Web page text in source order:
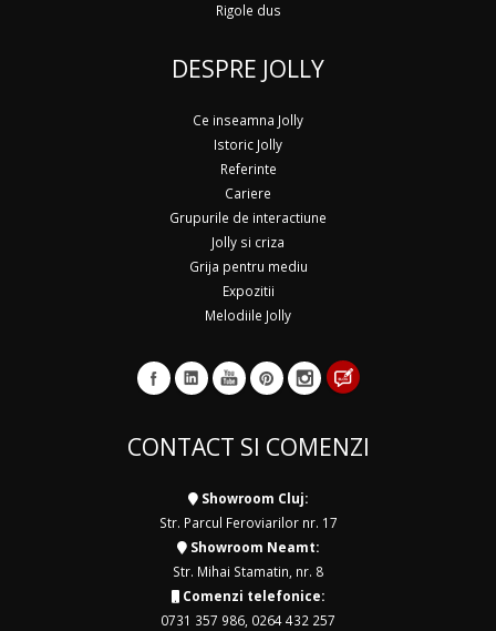
Rigole dus
DESPRE JOLLY
Ce inseamna Jolly
Istoric Jolly
Referinte
Cariere
Grupurile de interactiune
Jolly si criza
Grija pentru mediu
Expozitii
Melodiile Jolly
CONTACT SI COMENZI
Showroom Cluj:
Str. Parcul Feroviarilor nr. 17
Showroom Neamt:
Str. Mihai Stamatin, nr. 8
Comenzi telefonice:
0731 357 986 0264 432 257